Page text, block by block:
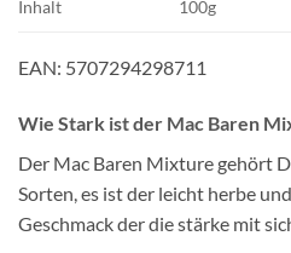
Inhalt 100g
EAN: 5707294298711
Wie Stark ist der Mac Baren
Der Mac Baren Mixture gehört
Sorten, es ist der leicht herbe
Geschmack der die stärke mit